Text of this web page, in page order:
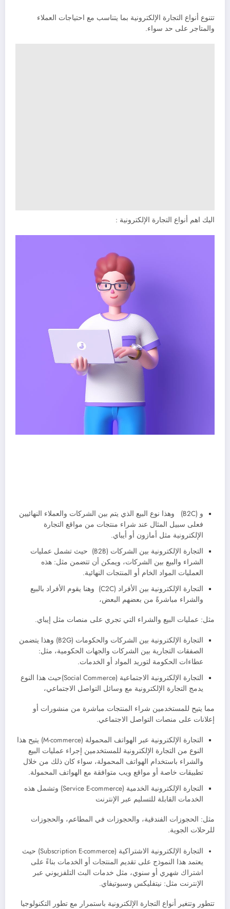
تتنوع أنواع التجارة الإلكترونية بما يتناسب مع احتياجات العملاء
والمتاجر على حد سواء.
اليك اهم أنواع التجارة الإلكترونية :
و (B2C) وهذا نوع البيع الذي يتم بين الشركات والعملاء النهائيين
فعلى سبيل المثال عند شراء منتجات من مواقع التجارة
الإلكترونية مثل أمازون أو أيباي.
التجارة الإلكترونية بين الشركات (B2B) حيث تشمل عمليات
الشراء والبيع بين الشركات، ويمكن أن تتضمن مثل: هذه
العمليات المواد الخام أو المنتجات النهائية.
التجارة الإلكترونية بين الأفراد (C2C) وهنا يقوم الأفراد بالبيع
والشراء مباشرةً من بعضهم البعض،
مثل: عمليات البيع والشراء التي تجري على منصات مثل إيباي.
التجارة الإلكترونية بين الشركات والحكومات (B2G) وهذا يتضمن
الصفقات التجارية بين الشركات والجهات الحكومية، مثل:
عطاءات الحكومة لتوريد المواد أو الخدمات.
التجارة الإلكترونية الاجتماعية (Social Commerce)حيث هذا النوع
يدمج التجارة الإلكترونية مع وسائل التواصل الاجتماعي،
مما يتيح للمستخدمين شراء المنتجات مباشرة من منشورات أو
إعلانات على منصات التواصل الاجتماعي.
التجارة الإلكترونية عبر الهواتف المحمولة (M-commerce) يتيح هذا
النوع من التجارة الإلكترونية للمستخدمين إجراء عمليات البيع
والشراء باستخدام الهواتف المحمولة، سواء كان ذلك من خلال
تطبيقات خاصة أو مواقع ويب متوافقة مع الهواتف المحمولة.
التجارة الإلكترونية الخدمية (Service E-commerce) وتشمل هذه
الخدمات القابلة للتسليم عبر الإنترنت
مثل: الحجوزات الفندقية، والحجوزات في المطاعم، والحجوزات
للرحلات الجوية.
التجارة الإلكترونية الاشتراكية (Subscription E-commerce) حيث
يعتمد هذا النموذج على تقديم المنتجات أو الخدمات بناءً على
اشتراك شهري أو سنوي، مثل خدمات البث التلفزيوني عبر
الإنترنت مثل: نيتفليكس وسبوتيفاي.
تتطور وتتغير أنواع التجارة الإلكترونية باستمرار مع تطور التكنولوجيا